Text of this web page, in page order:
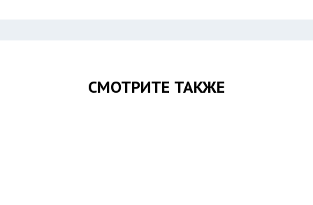
СМОТРИТЕ ТАКЖЕ